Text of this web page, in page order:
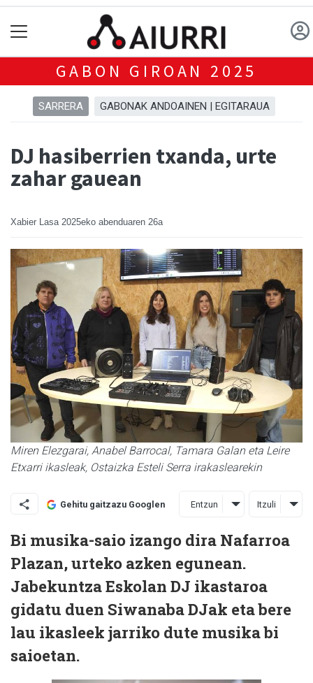
GABON GIROAN 2025
SARRERA GABONAK ANDOAINEN | EGITARAUA
DJ hasiberrien txanda, urte
zahar gauean
Xabier Lasa 2025eko abenduaren 26a
Miren Elezgarai, Anabel Barrocal, Tamara Galan eta Leire
Etxarri ikasleak, Ostaizka Esteli Serra irakaslearekin
Gehitu gaitzazu Googlen Entzun Itzuli
Bi musika-saio izango dira Nafarroa
Plazan, urteko azken egunean.
Jabekuntza Eskolan DJ ikastaroa
gidatu duen Siwanaba DJak eta bere
lau ikasleek jarriko dute musika bi
saioetan.